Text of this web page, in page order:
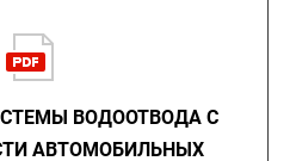
ВОДООТВОДА С
АВТОМОБИЛЬНЫХ